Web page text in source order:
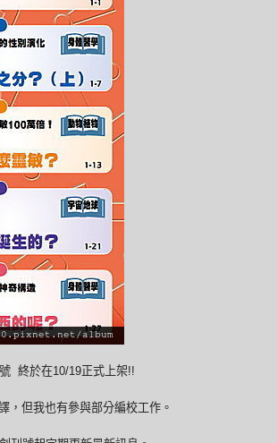
終於在10/19正式上架!!
，但我也有參與部分編校工作。